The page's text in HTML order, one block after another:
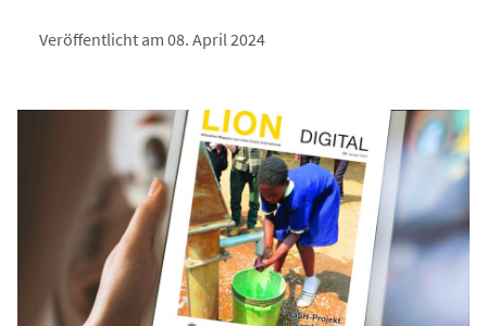
Veröffentlicht am 08. April 2024